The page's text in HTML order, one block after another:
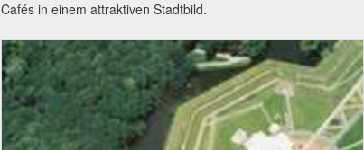
Cafés in einem attraktiven Stadtbild.